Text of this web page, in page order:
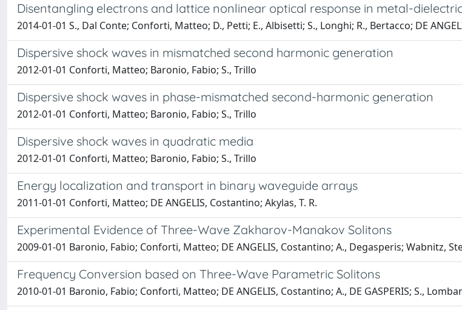
Disentangling electrons and lattice nonlinear optical response in metal-
2014-01-01 S., Dal Conte; Conforti, Matteo; D., Petti; E., Albisetti; S., Longhi; R., Bertacco; DE
Dispersive shock waves in mismatched second harmonic generation
2012-01-01 Conforti, Matteo; Baronio, Fabio; S., Trillo
Dispersive shock waves in phase-mismatched second-harmonic generation
2012-01-01 Conforti, Matteo; Baronio, Fabio; S., Trillo
Dispersive shock waves in quadratic media
2012-01-01 Conforti, Matteo; Baronio, Fabio; S., Trillo
Energy localization and transport in binary waveguide arrays
2011-01-01 Conforti, Matteo; DE ANGELIS, Costantino; Akylas, T. R.
Experimental Evidence of Three-Wave Zakharov-Manakov Solitons
2009-01-01 Baronio, Fabio; Conforti, Matteo; DE ANGELIS, Costantino; A., Degasperis; Wabnitz,
Frequency Conversion based on Three-Wave Parametric Solitons
2010-01-01 Baronio, Fabio; Conforti, Matteo; DE ANGELIS, Costantino; A., DE GASPERIS; S.,